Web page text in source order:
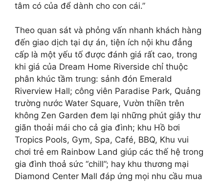
tâm có của để dành cho con cái.”
Theo quan sát và phỏng vấn nhanh khách hàng
đến giao dịch tại dự án, tiện ích nội khu đẳng
cấp là một yếu tố được đánh giá rất cao, trong
khi giá của Dream Home Riverside chỉ thuộc
phân khúc tầm trung: sảnh đón Emerald
Riverview Hall; công viên Paradise Park, Quảng
trường nước Water Square, Vườn thiền trên
không Zen Garden đem lại những phút giây thư
giãn thoải mái cho cả gia đình; khu Hồ bơi
Tropics Pools, Gym, Spa, Café, BBQ, Khu vui
chơi trẻ em Rainbow Land giúp các thế hệ trong
gia đình thoả sức “chill”; hay khu thương mại
Diamond Center Mall đáp ứng mọi nhu cầu mua